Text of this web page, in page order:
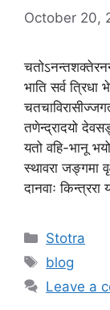
October 20,
भाति सर्व
तणेन्द्रादयो
यतो वहि-भानू
स्थावरा जङ्गमा
दानवाः
Stotra
blog
Leave a